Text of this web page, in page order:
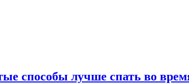
способы лучше спать во